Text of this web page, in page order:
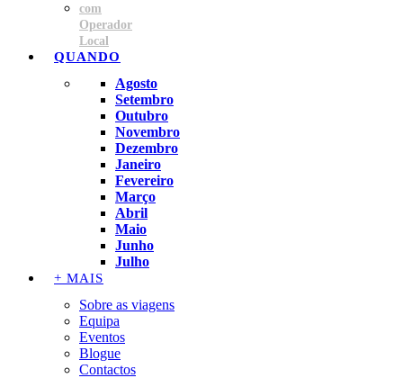
com
Operador
Local
QUANDO
Agosto
Setembro
Outubro
Novembro
Dezembro
Janeiro
Fevereiro
Março
Abril
Maio
Junho
Julho
+ MAIS
Sobre as viagens
Equipa
Eventos
Blogue
Contactos